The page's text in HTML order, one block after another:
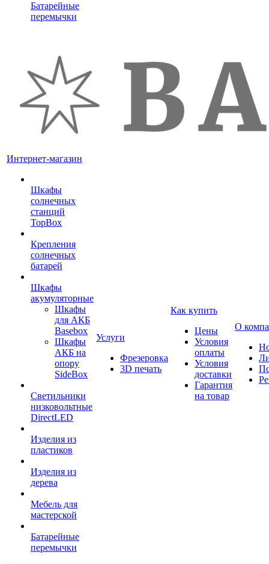
Батарейные
перемычки
Интернет-магазин
Шкафы
солнечных
станций
TopBox
Крепления
солнечных
батарей
Шкафы
акумуляторные
Шкафы
для АКБ
Basebox
Шкафы
АКБ на
опору
SideBox
Светильники
низковольтные
DirectLED
Изделия из
пластиков
Изделия из
дерева
Мебель для
мастерской
Батарейные
перемычки
Услуги
Фрезеровка
3D печать
Как купить
Цены
Условия
оплаты
Условия
доставки
Гарантия
на товар
О